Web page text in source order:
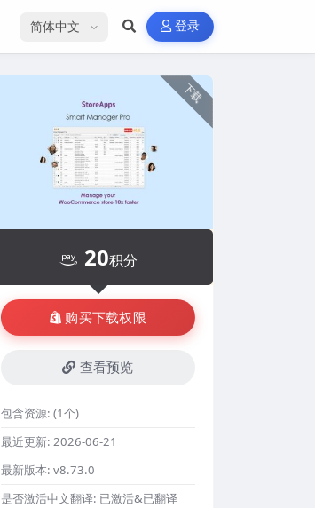
选择语言 登录
下载
20积分
购买下载权限
查看预览
包含资源: (1个)
最近更新: 2026-06-21
最新版本: v8.73.0
是否激活中文翻译: 已激活&已翻译